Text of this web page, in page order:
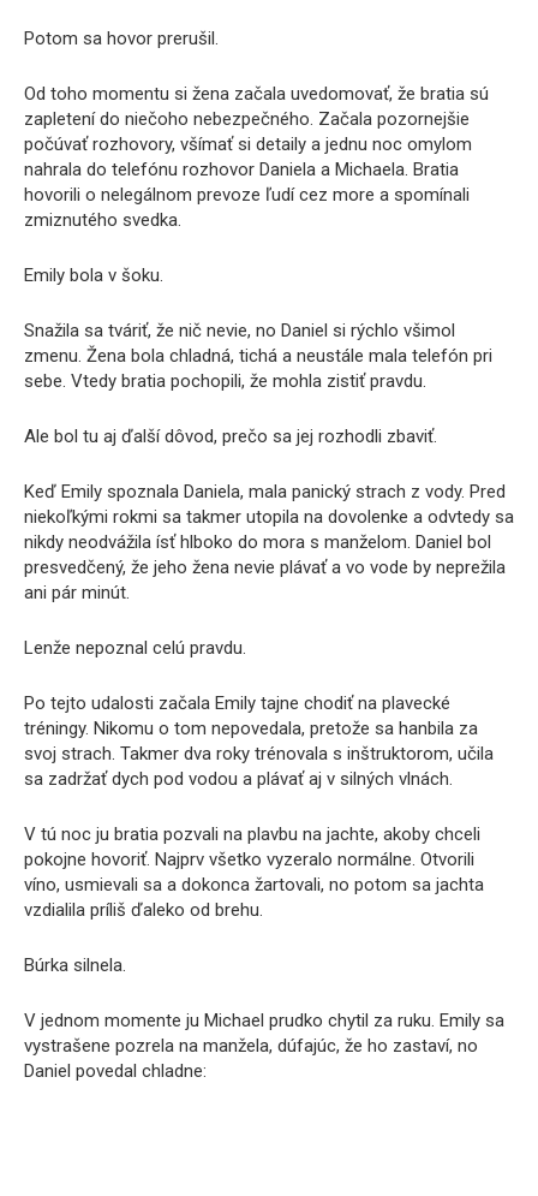
Potom sa hovor prerušil.
Od toho momentu si žena začala uvedomovať, že bratia sú
zapletení do niečoho nebezpečného. Začala pozornejšie
počúvať rozhovory, všímať si detaily a jednu noc omylom
nahrala do telefónu rozhovor Daniela a Michaela. Bratia
hovorili o nelegálnom prevoze ľudí cez more a spomínali
zmiznutého svedka.
Emily bola v šoku.
Snažila sa tváriť, že nič nevie, no Daniel si rýchlo všimol
zmenu. Žena bola chladná, tichá a neustále mala telefón pri
sebe. Vtedy bratia pochopili, že mohla zistiť pravdu.
Ale bol tu aj ďalší dôvod, prečo sa jej rozhodli zbaviť.
Keď Emily spoznala Daniela, mala panický strach z vody. Pred
niekoľkými rokmi sa takmer utopila na dovolenke a odvtedy sa
nikdy neodvážila ísť hlboko do mora s manželom. Daniel bol
presvedčený, že jeho žena nevie plávať a vo vode by neprežila
ani pár minút.
Lenže nepoznal celú pravdu.
Po tejto udalosti začala Emily tajne chodiť na plavecké
tréningy. Nikomu o tom nepovedala, pretože sa hanbila za
svoj strach. Takmer dva roky trénovala s inštruktorom, učila
sa zadržať dych pod vodou a plávať aj v silných vlnách.
V tú noc ju bratia pozvali na plavbu na jachte, akoby chceli
pokojne hovoriť. Najprv všetko vyzeralo normálne. Otvorili
víno, usmievali sa a dokonca žartovali, no potom sa jachta
vzdialila príliš ďaleko od brehu.
Búrka silnela.
V jednom momente ju Michael prudko chytil za ruku. Emily sa
vystrašene pozrela na manžela, dúfajúc, že ho zastaví, no
Daniel povedal chladne: